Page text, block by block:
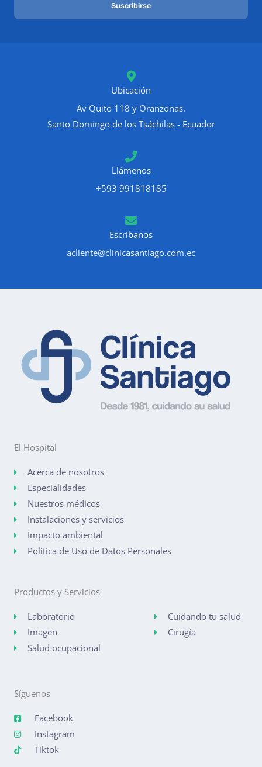
Suscribirse
Ubicación
Av Quito 118 y Oranzonas.
Santo Domingo de los Tsáchilas - Ecuador
Llámenos
+593 991818185
Escríbanos
acliente@clinicasantiago.com.ec
El Hospital
Acerca de nosotros
Especialidades
Nuestros médicos
Instalaciones y servicios
Impacto ambiental
Política de Uso de Datos Personales
Productos y Servicios
Laboratorio
Imagen
Salud ocupacional
Cuidando tu salud
Cirugía
Síguenos
Facebook
Instagram
Tiktok